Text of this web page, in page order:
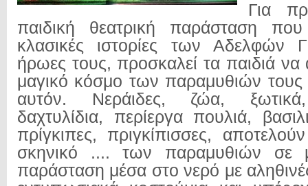
Για
παιδική θεατρική παράσταση
κλασικές ιστορίες των Αδελφών
ήρωες τους, προσκαλεί τα παιδιά
μαγικό κόσμο των παραμυθιών τους
αυτόν. Νεράιδες, ζώα,
δαχτυλίδια, περίεργα πουλιά,
πρίγκιπες, πριγκίπισσες,
σκηνικό .... των παραμυθιών σε
παράσταση μέσα στο νερό με